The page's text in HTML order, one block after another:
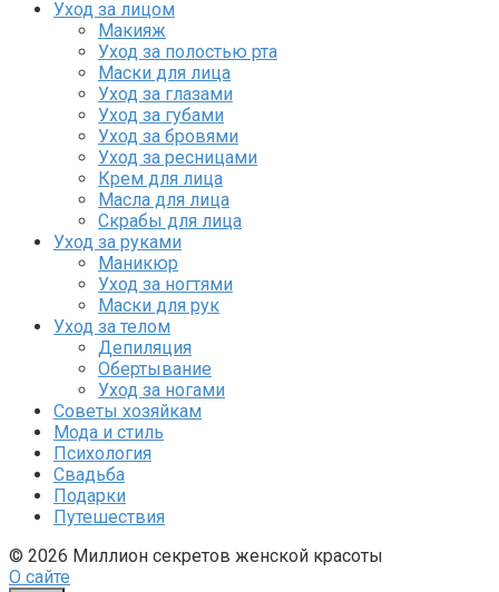
Уход за лицом
Макияж
Уход за полостью рта
Маски для лица
Уход за глазами
Уход за губами
Уход за бровями
Уход за ресницами
Крем для лица
Масла для лица
Скрабы для лица
Уход за руками
Маникюр
Уход за ногтями
Маски для рук
Уход за телом
Депиляция
Обертывание
Уход за ногами
Советы хозяйкам
Мода и стиль
Психология
Свадьба
Подарки
Путешествия
© 2026 Миллион секретов женской красоты
О сайте